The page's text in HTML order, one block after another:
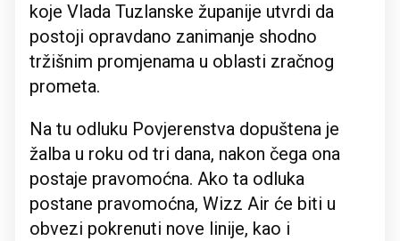
koje Vlada Tuzlanske županije utvrdi da
postoji opravdano zanimanje shodno
tržišnim promjenama u oblasti zračnog
prometa.
Na tu odluku Povjerenstva dopuštena je
žalba u roku od tri dana, nakon čega ona
postaje pravomoćna. Ako ta odluka
postane pravomoćna, Wizz Air će biti u
obvezi pokrenuti nove linije, kao i